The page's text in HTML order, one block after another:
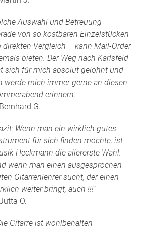
Auswahl und Betreuung –
von so kostbaren Einzelstücken
direkten Vergleich – kann Mail-Order
bieten. Der Weg nach Karlsfeld
sich für mich absolut gelohnt und
werde mich immer gerne an diesen
erinnern.
G.
Wenn man ein wirklich gutes
für sich finden möchte, ist
Heckmann die allererste Wahl.
wenn man einen ausgesprochen
Gitarrenlehrer sucht, der einen
weiter bringt, auch !!!“
O.
Gitarre ist wohlbehalten